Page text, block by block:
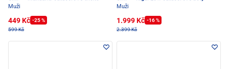
Muži
449 Kč -25 %
599 Kč
Muži
1.999 Kč -16 %
2.399 Kč